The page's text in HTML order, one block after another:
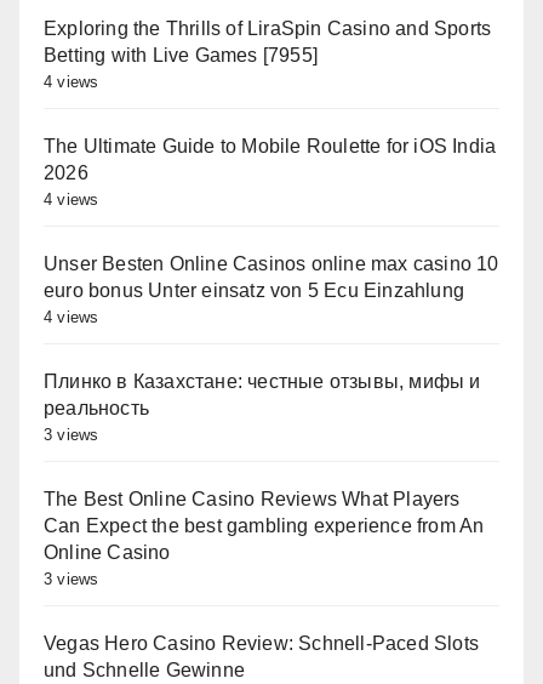
Exploring the Thrills of LiraSpin Casino and Sports
Betting with Live Games [7955]
4 views
The Ultimate Guide to Mobile Roulette for iOS India
2026
4 views
Unser Besten Online Casinos online max casino 10
euro bonus Unter einsatz von 5 Ecu Einzahlung
4 views
Плинко в Казахстане: честные отзывы, мифы и
реальность
3 views
The Best Online Casino Reviews What Players
Can Expect the best gambling experience from An
Online Casino
3 views
Vegas Hero Casino Review: Schnell‑Paced Slots
und Schnelle Gewinne